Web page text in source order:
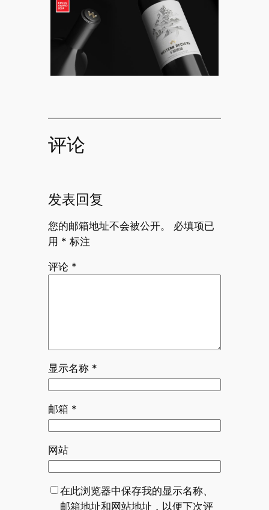
评论
发表回复
您的邮箱地址不会被公开。
必填项已
用 * 标注
评论 *
显示名称 *
邮箱 *
网站
在此浏览器中保存我的显示名称、
邮箱地址和网站地址，以便下次评